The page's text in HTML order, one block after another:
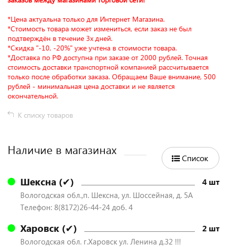
*Цена актуальна только для Интернет Магазина.
*Стоимость товара может измениться, если заказ не был
подтверждён в течение 3х дней.
*Скидка "-10, -20%" уже учтена в стоимости товара.
*Доставка по РФ доступна при заказе от 2000 рублей. Точная
стоимость доставки транспортной компанией рассчитывается
только после обработки заказа. Обращаем Ваше внимание, 500
рублей - минимальная цена доставки и не является
окончательной.
К списку товаров
Наличие в магазинах
Список
Шексна (✔) 4 шт
Вологодская обл.,п. Шексна, ул. Шоссейная, д. 5А
Телефон: 8(8172)26-44-24 доб. 4
Харовск (✔) 2 шт
Вологодская обл. г.Харовск ул. Ленина д.32 !!!